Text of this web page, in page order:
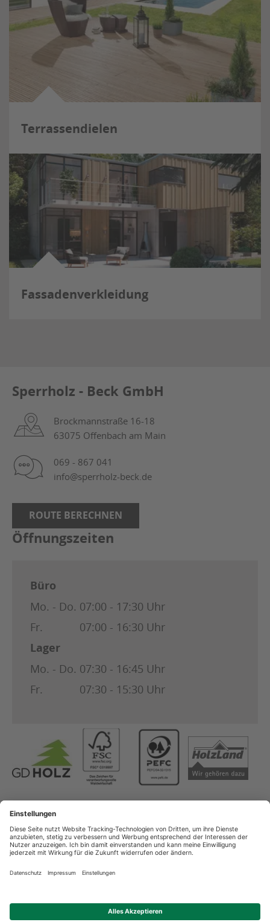
Terrassendielen
Fassadenverkleidung
Sperrholz - Beck GmbH
Brockmannstraße 16-18
63075 Offenbach am Main
069 - 867 041
info@sperrholz-beck.de
ROUTE BERECHNEN
Öffnungszeiten
Büro
Mo. - Do. 07:00 - 17:30 Uhr
Fr.
07:00 - 16:30 Uhr
Lager
Mo. - Do. 07:30 - 16:45 Uhr
Fr.
07:30 - 15:30 Uhr
AGB
Datenschutz